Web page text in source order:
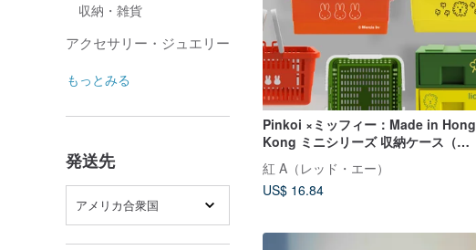
収納・雑貨
アクセサリー・ジュエリー
もっとみる
発送先
アメリカ合衆国
Pinkoi ×ミッフィー：Made in Hong
Kong ミニシリーズ 収納ケース（台
売）
紅 A（レッド・エー）
US$ 16.84